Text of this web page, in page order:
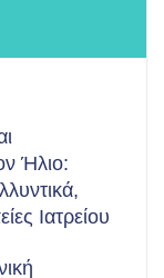
Ήλιο:
Ιατρείου